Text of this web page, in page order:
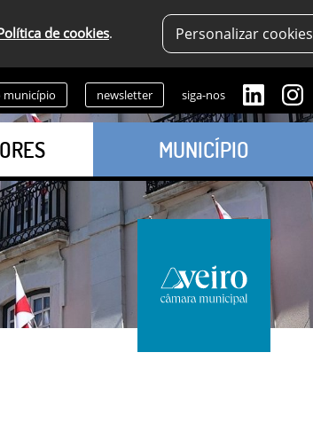
de cookies. Personalizar cookies
município newsletter siga-nos
MUNICÍPIO